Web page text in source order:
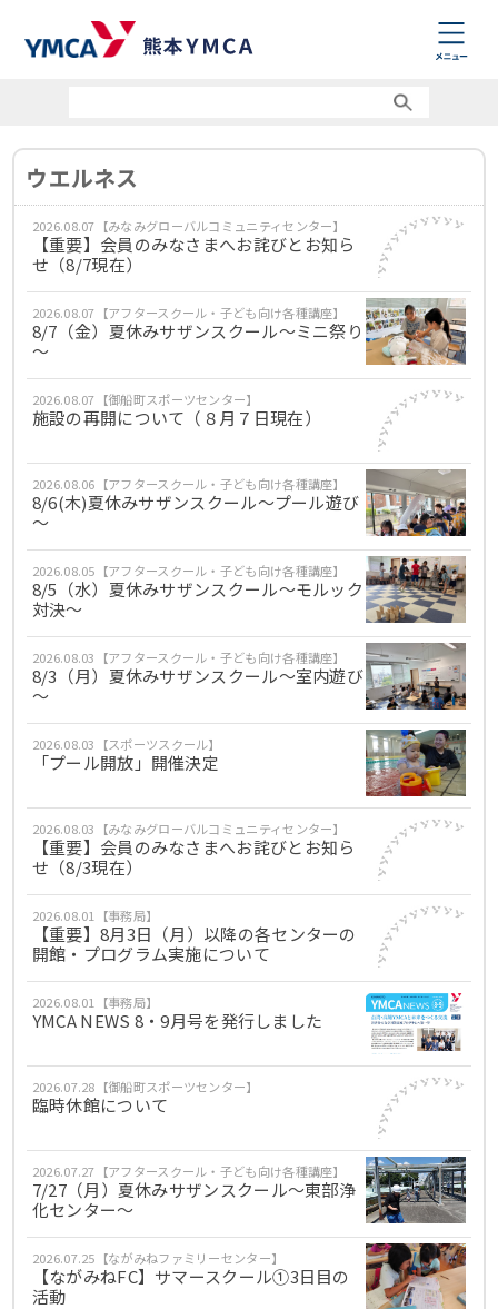
ウエルネス
2026.08.07【みなみグローバルコミュニティセンター】
【重要】会員のみなさまへお詫びとお知ら
せ（8/7現在）
2026.08.07【アフタースクール・子ども向け各種講座】
8/7（金）夏休みサザンスクール～ミニ祭り
～
2026.08.07【御船町スポーツセンター】
施設の再開について（８月７日現在）
2026.08.06【アフタースクール・子ども向け各種講座】
8/6(木)夏休みサザンスクール～プール遊び
～
2026.08.05【アフタースクール・子ども向け各種講座】
8/5（水）夏休みサザンスクール～モルック
対決～
2026.08.03【アフタースクール・子ども向け各種講座】
8/3（月）夏休みサザンスクール～室内遊び
～
2026.08.03【スポーツスクール】
「プール開放」開催決定
2026.08.03【みなみグローバルコミュニティセンター】
【重要】会員のみなさまへお詫びとお知ら
せ（8/3現在）
2026.08.01【事務局】
【重要】8月3日（月）以降の各センターの
開館・プログラム実施について
2026.08.01【事務局】
YMCA NEWS 8・9月号を発行しました
2026.07.28【御船町スポーツセンター】
臨時休館について
2026.07.27【アフタースクール・子ども向け各種講座】
7/27（月）夏休みサザンスクール～東部浄
化センター～
2026.07.25【ながみねファミリーセンター】
【ながみねFC】サマースクール①3日目の
活動